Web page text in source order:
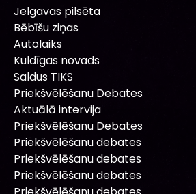
Jelgavas pilsēta
Bēbīšu ziņas
Autolaiks
Kuldīgas novads
Saldus TIKS
Priekšvēlēšanu Debates
Aktuālā intervija
Priekšvēlēšanu Debates
Priekšvēlēšanu debates
Priekšvēlēšanu debates
Priekšvēlēšanu debates